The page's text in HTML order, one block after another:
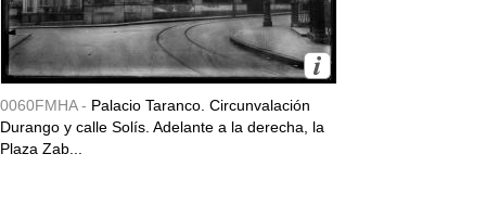
0060FMHA - Palacio Taranco. Circunvalación
Durango y calle Solís. Adelante a la derecha, la
Plaza Zab...